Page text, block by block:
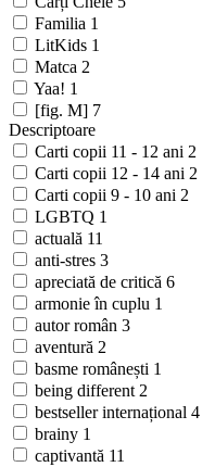
Familia 1
LitKids 1
Matca 2
Yaa! 1
[fig. M] 7
Descriptoare
Carti copii 11 - 12 ani 2
Carti copii 12 - 14 ani 2
Carti copii 9 - 10 ani 2
LGBTQ 1
actuală 11
anti-stres 3
apreciată de critică 6
armonie în cuplu 1
autor român 3
aventură 2
basme românești 1
being different 2
bestseller internațional 4
brainy 1
captivantă 11